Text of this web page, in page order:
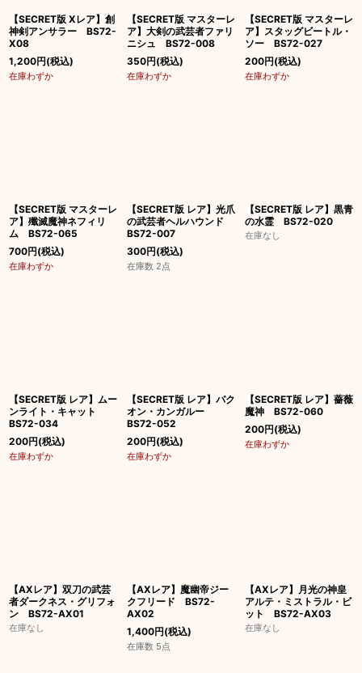
【SECRET版 Xレア】創
神剣アンサラー BS72-
X08
1,200円(税込)
在庫わずか
【SECRET版 マスターレ
ア】大剣の武芸者ファリ
ニシュ BS72-008
350円(税込)
在庫わずか
【SECRET版 マスターレ
ア】スタッグビートル・
ソー BS72-027
200円(税込)
在庫わずか
【SECRET版 マスターレ
ア】殲滅魔神ネフィリ
ム BS72-065
700円(税込)
在庫わずか
【SECRET版 レア】光爪
の武芸者ヘルハウンド
BS72-007
300円(税込)
在庫数 2点
【SECRET版 レア】黒青
の水霊 BS72-020
在庫なし
【SECRET版 レア】ムー
ンライト・キャット
BS72-034
200円(税込)
在庫わずか
【SECRET版 レア】バク
オン・カンガルー
BS72-052
200円(税込)
在庫わずか
【SECRET版 レア】薔薇
魔神 BS72-060
200円(税込)
在庫わずか
【AXレア】双刀の武芸
者ダークネス・グリフォ
ン BS72-AX01
在庫なし
【AXレア】魔幽帝ジー
クフリード BS72-
AX02
1,400円(税込)
在庫数 5点
【AXレア】月光の神皇
アルテ・ミストラル・ビ
ット BS72-AX03
在庫なし